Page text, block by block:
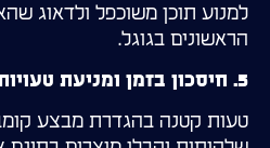
למנוע תוכן משוכפל ולדאוג
הראשונים בגוגל.
5. חיסכון בזמן ומניעת טעויות קריטיות
טעות קטנה בהגדרת מבצע